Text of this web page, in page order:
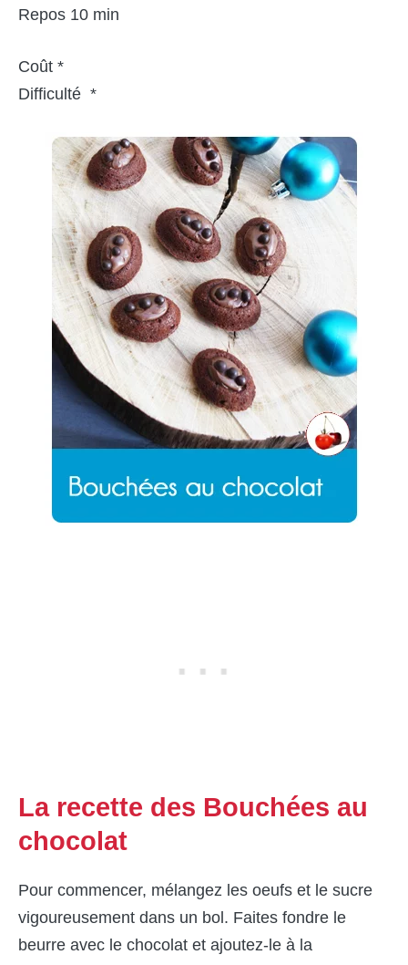
Repos 10 min
Coût *
Difficulté *
La recette des Bouchées au
chocolat
Pour commencer, mélangez les oeufs et le sucre
vigoureusement dans un bol. Faites fondre le
beurre avec le chocolat et ajoutez-le à la